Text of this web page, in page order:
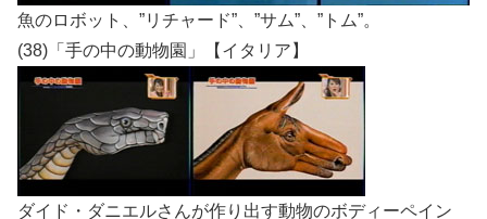
魚のロボット、”リチャード”、”サム”、”トム”。
(38)「手の中の動物園」【イタリア】
ダイド・ダニエルさんが作り出す動物のボディーペイン